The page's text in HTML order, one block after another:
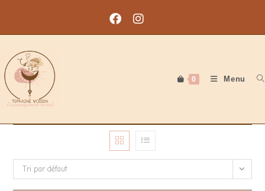
content
0 Menu
Tri par défaut